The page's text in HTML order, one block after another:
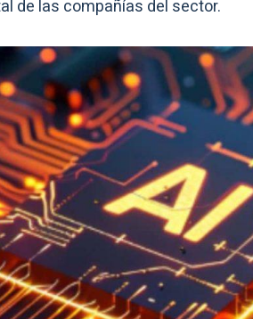
de las compañías del sector.